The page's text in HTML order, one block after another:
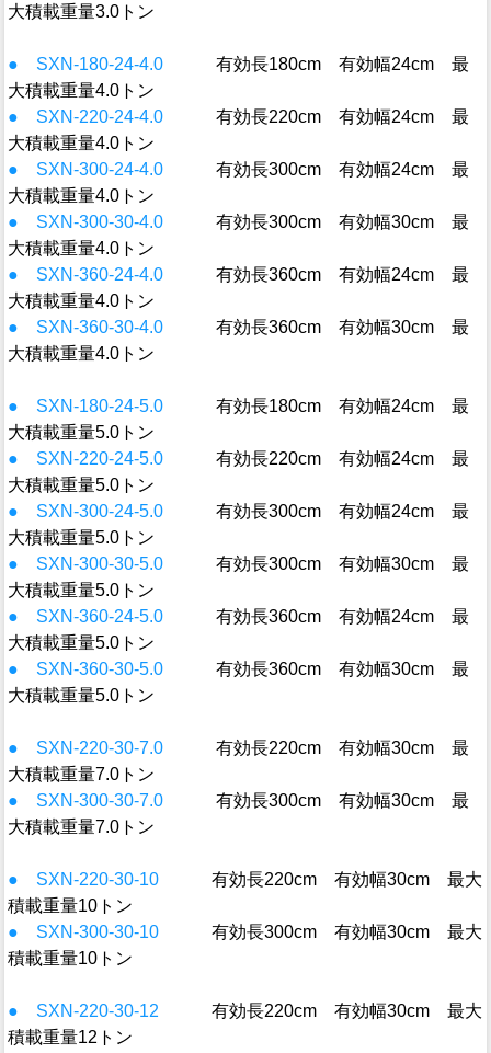
大積載重量3.0トン
● SXN-180-24-4.0
有効長180cm 有効幅24cm 最
大積載重量4.0トン
● SXN-220-24-4.0
有効長220cm 有効幅24cm 最
大積載重量4.0トン
● SXN-300-24-4.0
有効長300cm 有効幅24cm 最
大積載重量4.0トン
● SXN-300-30-4.0
有効長300cm 有効幅30cm 最
大積載重量4.0トン
● SXN-360-24-4.0
有効長360cm 有効幅24cm 最
大積載重量4.0トン
● SXN-360-30-4.0
有効長360cm 有効幅30cm 最
大積載重量4.0トン
● SXN-180-24-5.0
有効長180cm 有効幅24cm 最
大積載重量5.0トン
● SXN-220-24-5.0
有効長220cm 有効幅24cm 最
大積載重量5.0トン
● SXN-300-24-5.0
有効長300cm 有効幅24cm 最
大積載重量5.0トン
● SXN-300-30-5.0
有効長300cm 有効幅30cm 最
大積載重量5.0トン
● SXN-360-24-5.0
有効長360cm 有効幅24cm 最
大積載重量5.0トン
● SXN-360-30-5.0
有効長360cm 有効幅30cm 最
大積載重量5.0トン
● SXN-220-30-7.0
有効長220cm 有効幅30cm 最
大積載重量7.0トン
● SXN-300-30-7.0
有効長300cm 有効幅30cm 最
大積載重量7.0トン
● SXN-220-30-10
有効長220cm 有効幅30cm 最大
積載重量10トン
● SXN-300-30-10
有効長300cm 有効幅30cm 最大
積載重量10トン
● SXN-220-30-12
有効長220cm 有効幅30cm 最大
積載重量12トン